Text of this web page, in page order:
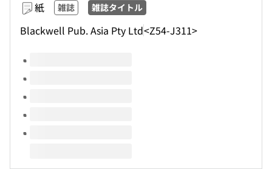
紙 雑誌 雑誌タイトル
Blackwell Pub. Asia Pty Ltd<Z54-J311>
このタイトルの巻号